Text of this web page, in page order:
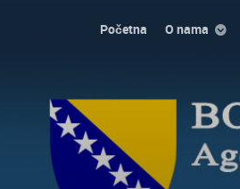
Početna O nama